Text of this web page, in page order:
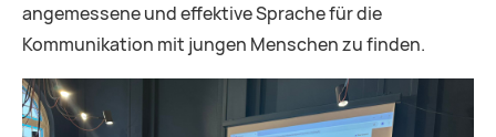
angemessene und effektive Sprache für die
Kommunikation mit jungen Menschen zu finden.